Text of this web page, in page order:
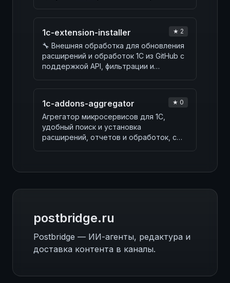
1c-extension-installer ★ 2
🔧 Внешняя обработка для обновления
расширений и обработок 1С из GitHub с
поддержкой API, фильтрации и
1c-addons-aggregator ★ 0
Агрегатор микросервисов для 1С,
удобный поиск и установка
расширений, отчетов и обработок, с
postbridge.ru
Postbridge — ИИ-агенты, редактура и
доставка контента в каналы.